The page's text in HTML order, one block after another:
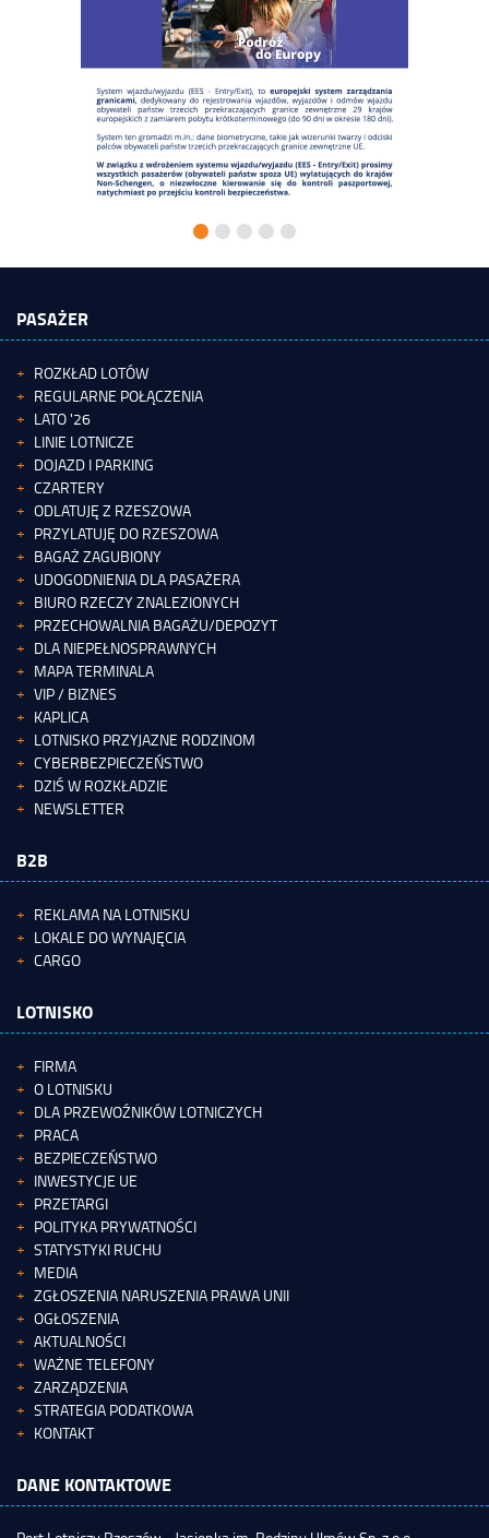
PASAŻER
ROZKŁAD LOTÓW
REGULARNE POŁĄCZENIA
LATO '26
LINIE LOTNICZE
DOJAZD I PARKING
CZARTERY
ODLATUJĘ Z RZESZOWA
PRZYLATUJĘ DO RZESZOWA
BAGAŻ ZAGUBIONY
UDOGODNIENIA DLA PASAŻERA
BIURO RZECZY ZNALEZIONYCH
PRZECHOWALNIA BAGAŻU/DEPOZYT
DLA NIEPEŁNOSPRAWNYCH
MAPA TERMINALA
VIP / BIZNES
KAPLICA
LOTNISKO PRZYJAZNE RODZINOM
CYBERBEZPIECZEŃSTWO
DZIŚ W ROZKŁADZIE
NEWSLETTER
B2B
REKLAMA NA LOTNISKU
LOKALE DO WYNAJĘCIA
CARGO
LOTNISKO
FIRMA
O LOTNISKU
DLA PRZEWOŹNIKÓW LOTNICZYCH
PRACA
BEZPIECZEŃSTWO
INWESTYCJE UE
PRZETARGI
POLITYKA PRYWATNOŚCI
STATYSTYKI RUCHU
MEDIA
ZGŁOSZENIA NARUSZENIA PRAWA UNII
OGŁOSZENIA
AKTUALNOŚCI
WAŻNE TELEFONY
ZARZĄDZENIA
STRATEGIA PODATKOWA
KONTAKT
DANE KONTAKTOWE